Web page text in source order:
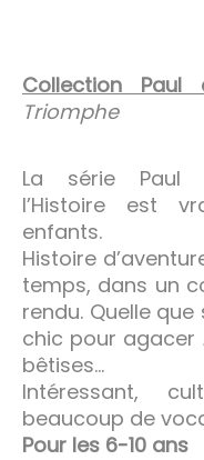
Collection Paul
Triomphe
La série Paul
l’Histoire est
enfants.
Histoire
temps, dans un
rendu. Quelle que
chic pour agacer
bêtises…
Intéressant,
beaucoup de
Pour les 6-10 ans